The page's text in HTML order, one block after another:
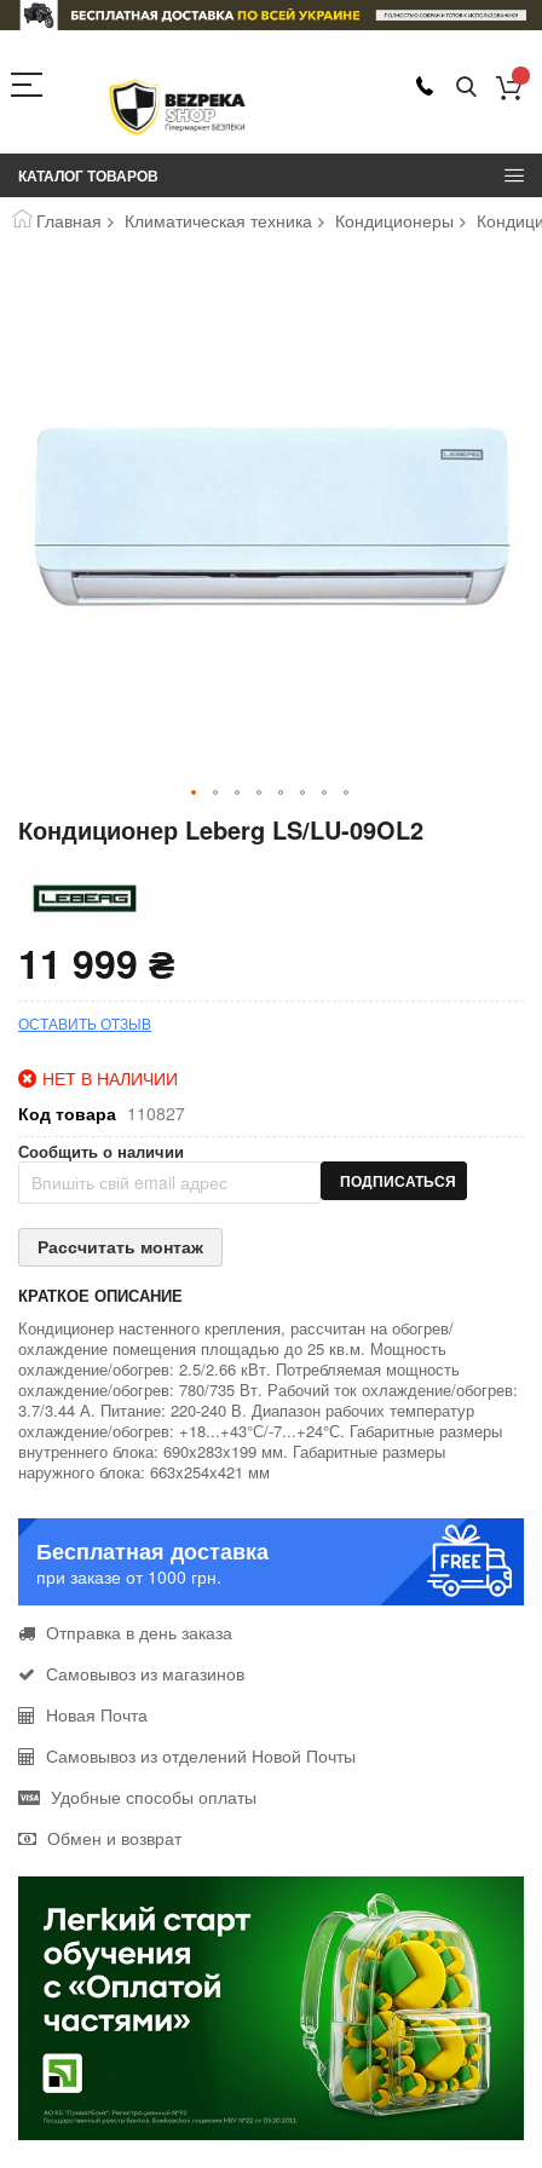
КАТАЛОГ ТОВАРОВ
Главная Климатическая техника Кондиционеры
Перейти
галереи
изображений
Кондиционер Leberg LS/LU-09OL2
11 999 ₴
ОСТАВИТЬ ОТЗЫВ
НЕТ В НАЛИЧИИ
Код товара 110827
Сообщить о наличии
ПОДПИСАТЬСЯ
Рассчитать монтаж
КРАТКОЕ ОПИСАНИЕ
Кондиционер настенного крепления, рассчитан на обогрев/
охлаждение помещения площадью до 25 кв.м. Мощность
охлаждение/обогрев: 2.5/2.66 кВт. Потребляемая мощность
охлаждение/обогрев: 780/735 Вт. Рабочий ток охлаждение/обогрев:
3.7/3.44 А. Питание: 220-240 В. Диапазон рабочих температур
охлаждение/обогрев: +18...+43°С/-7...+24°С. Габаритные размеры
внутреннего блока: 690x283x199 мм. Габаритные размеры
наружного блока: 663x254x421 мм
Бесплатная доставка
при заказе от 1000 грн.
Отправка в день заказа
Самовывоз из магазинов
Новая Почта
Самовывоз из отделений Новой Почты
Удобные способы оплаты
Обмен и возврат